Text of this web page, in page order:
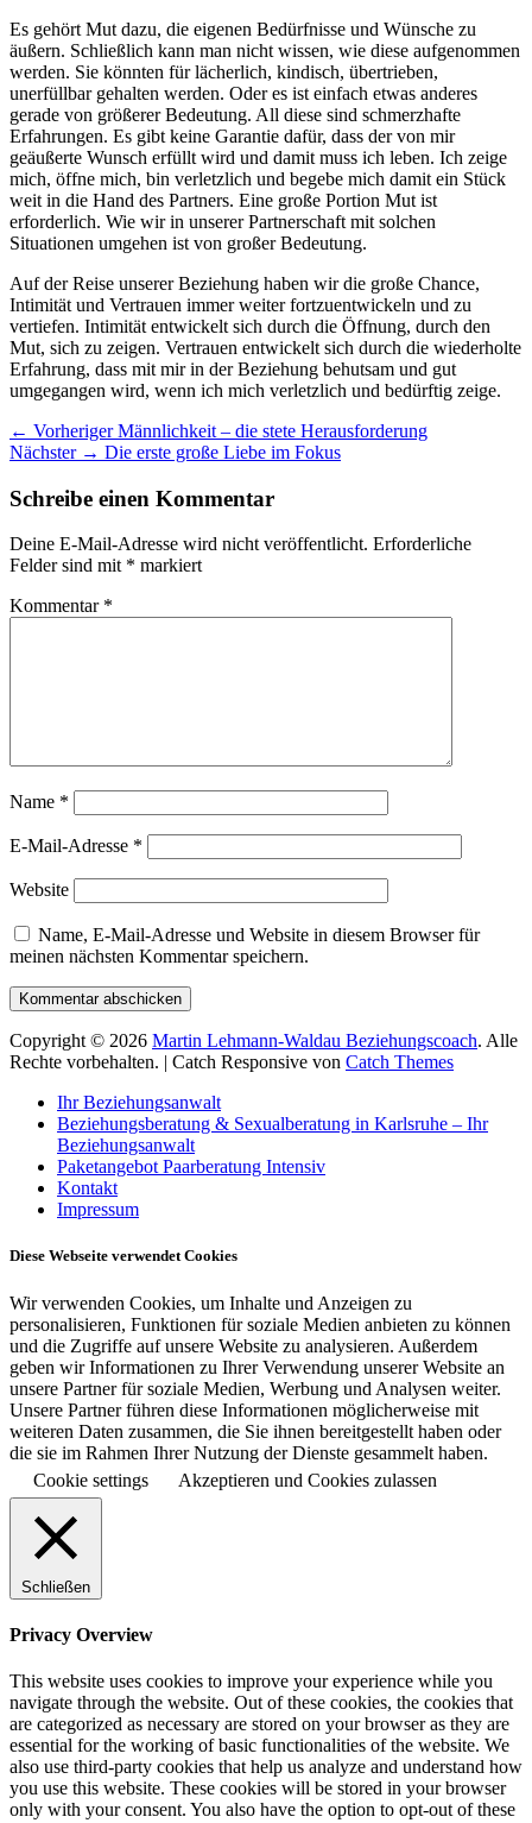
Es gehört Mut dazu, die eigenen Bedürfnisse und Wünsche zu
äußern. Schließlich kann man nicht wissen, wie diese aufgenommen
werden. Sie könnten für lächerlich, kindisch, übertrieben,
unerfüllbar gehalten werden. Oder es ist einfach etwas anderes
gerade von größerer Bedeutung. All diese sind schmerzhafte
Erfahrungen. Es gibt keine Garantie dafür, dass der von mir
geäußerte Wunsch erfüllt wird und damit muss ich leben. Ich zeige
mich, öffne mich, bin verletzlich und begebe mich damit ein Stück
weit in die Hand des Partners. Eine große Portion Mut ist
erforderlich. Wie wir in unserer Partnerschaft mit solchen
Situationen umgehen ist von großer Bedeutung.
Auf der Reise unserer Beziehung haben wir die große Chance,
Intimität und Vertrauen immer weiter fortzuentwickeln und zu
vertiefen. Intimität entwickelt sich durch die Öffnung, durch den
Mut, sich zu zeigen. Vertrauen entwickelt sich durch die wiederholte
Erfahrung, dass mit mir in der Beziehung behutsam und gut
umgegangen wird, wenn ich mich verletzlich und bedürftig zeige.
Beitragsnavigation
← Vorheriger Vorheriger
Beitrag:
Männlichkeit – die stete Herausforderung
Nächster → Nächster
Die erste große Liebe im Fokus
Schreibe einen Kommentar
Deine E-Mail-Adresse wird nicht veröffentlicht. Erforderliche
Felder sind mit * markiert
Kommentar *
Name *
E-Mail-Adresse *
Website
Name, E-Mail-Adresse und Website in diesem Browser für
meinen nächsten Kommentar speichern.
Copyright © 2026 Martin Lehmann-Waldau Beziehungscoach. Alle
Rechte vorbehalten. | Catch Responsive von Catch Themes
oben
scrollen
Ihr Beziehungsanwalt
Beziehungsberatung & Sexualberatung in Karlsruhe – Ihr
Beziehungsanwalt
Paketangebot Paarberatung Intensiv
Kontakt
Impressum
Diese Webseite verwendet Cookies
Wir verwenden Cookies, um Inhalte und Anzeigen zu
personalisieren, Funktionen für soziale Medien anbieten zu können
und die Zugriffe auf unsere Website zu analysieren. Außerdem
geben wir Informationen zu Ihrer Verwendung unserer Website an
unsere Partner für soziale Medien, Werbung und Analysen weiter.
Unsere Partner führen diese Informationen möglicherweise mit
weiteren Daten zusammen, die Sie ihnen bereitgestellt haben oder
die sie im Rahmen Ihrer Nutzung der Dienste gesammelt haben.
Cookie settings
Akzeptieren und Cookies zulassen
Schließen
Privacy Overview
This website uses cookies to improve your experience while you
navigate through the website. Out of these cookies, the cookies that
are categorized as necessary are stored on your browser as they are
essential for the working of basic functionalities of the website. We
also use third-party cookies that help us analyze and understand how
you use this website. These cookies will be stored in your browser
only with your consent. You also have the option to opt-out of these